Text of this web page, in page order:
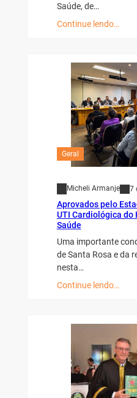
Saúde, de…
Continue lendo…
Geral
Micheli Armanje 7
Aprovados pelo
UTI Cardiológica do
Saúde
Uma importante
de Santa Rosa e da
nesta…
Continue lendo…